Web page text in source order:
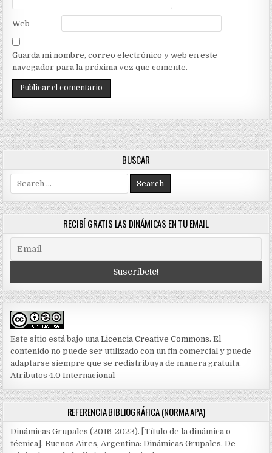
Web
Guarda mi nombre, correo electrónico y web en este
navegador para la próxima vez que comente.
BUSCAR
for:
RECIBÍ GRATIS LAS DINÁMICAS EN TU EMAIL
Este sitio está bajo unaLicencia Creative Commons. El
contenido no puede ser utilizado con un fin comercial y puede
adaptarse siempre que se redistribuya de manera gratuita.
Atributos 4.0 Internacional
REFERENCIA BIBLIOGRÁFICA (NORMA APA)
Dinámicas Grupales (2016-2023). [Título de la dinámica o
técnica]. Buenos Aires, Argentina: Dinámicas Grupales. De